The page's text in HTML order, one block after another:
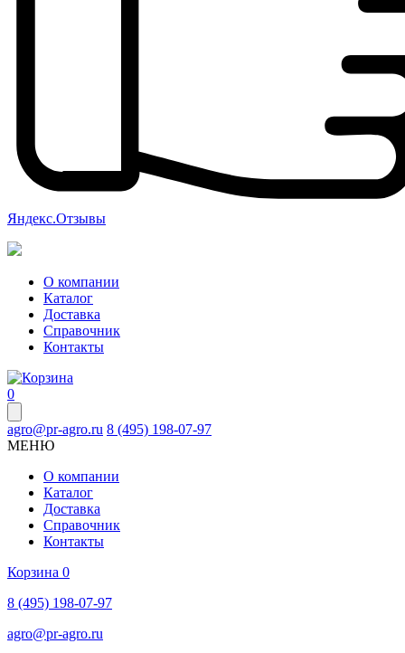
Яндекс.Отзывы
О компании
Каталог
Доставка
Справочник
Контакты
0
agro@pr-agro.ru 8 (495) 198-07-97
МЕНЮ
О компании
Каталог
Доставка
Справочник
Контакты
Корзина 0
8 (495) 198-07-97
agro@pr-agro.ru